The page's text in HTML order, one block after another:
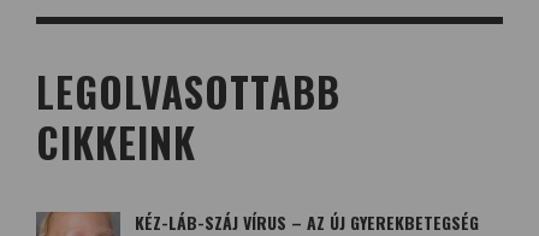
LEGOLVASOTTABB
CIKKEINK
KÉZ-LÁB-SZÁJ VÍRUS – AZ ÚJ GYEREKBETEGSÉG